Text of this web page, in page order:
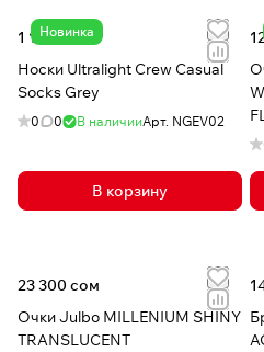
Новинка
1 140 сом
Носки Ultralight Crew Casual
Socks Grey
0 0 В наличииАрт. NGEV02
В корзину
23 300 сом
Очки Julbo MILLENIUM SHINY
TRANSLUCENT